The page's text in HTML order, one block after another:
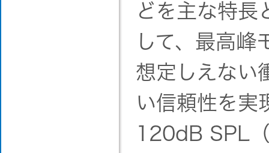
どを主な特長
して、最高峰
想定しえない
い信頼性を実
120dB SPL